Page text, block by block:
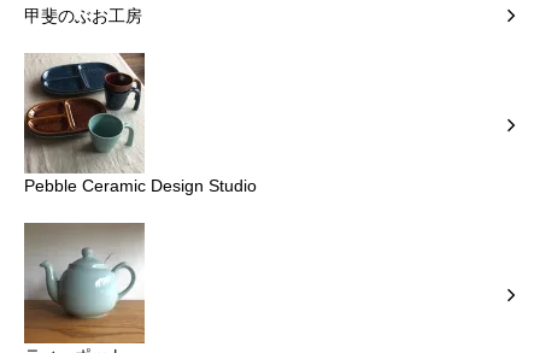
甲斐のぶお工房
Pebble Ceramic Design Studio